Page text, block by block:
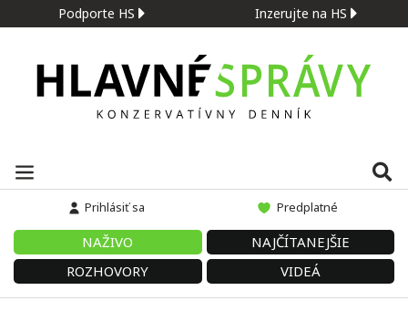
Podporte HS Inzerujte na HS
Prihlásiť sa Predplatné
NAŽIVO
NAJČÍTANEJŠIE
ROZHOVORY
VIDEÁ